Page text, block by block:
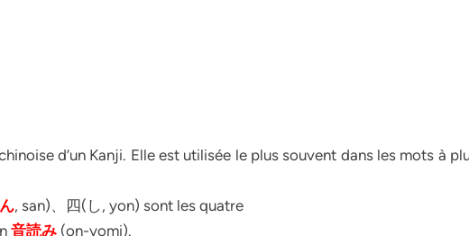
d’un Kanji. Elle est utilisée le plus souvent dans les mots à
, san)、四(し, yon) sont les quatre
音読み (on-yomi).